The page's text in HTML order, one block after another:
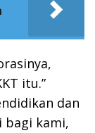
itu.”
dan
bagi kami,